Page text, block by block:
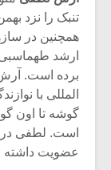
تنبک را نزد
همچنین در
ارشد
برده است.
المللی با
گوشه تا اون
است. لطفی
عضویت